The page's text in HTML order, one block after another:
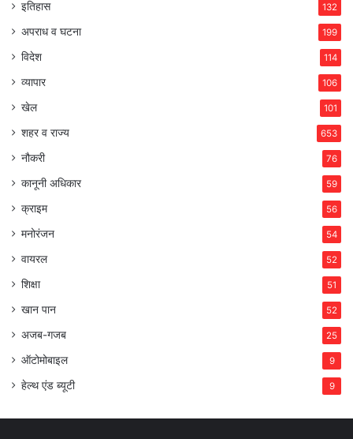
इतिहास 132
अपराध व घटना 199
विदेश 114
व्यापार 106
खेल 101
शहर व राज्य 653
नौकरी 76
कानूनी अधिकार 59
क्राइम 56
मनोरंजन 54
वायरल 52
शिक्षा 51
खान पान 52
अजब-गजब 25
ऑटोमोबाइल 9
हेल्थ एंड ब्यूटी 9